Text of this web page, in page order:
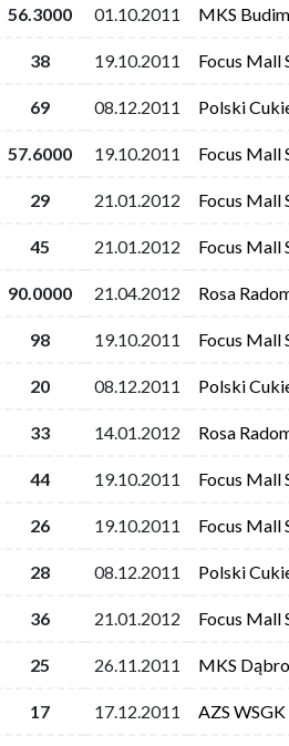
56.3000 01.10.2011 MKS
38 19.10.2011 Focus Mall
69 08.12.2011 Polski
57.6000 19.10.2011 Focus Mall
29 21.01.2012 Focus Mall
45 21.01.2012 Focus Mall
90.0000 21.04.2012 Rosa
98 19.10.2011 Focus Mall
20 08.12.2011 Polski
33 14.01.2012 Rosa
44 19.10.2011 Focus Mall
26 19.10.2011 Focus Mall
28 08.12.2011 Polski
36 21.01.2012 Focus Mall
25 26.11.2011 MKS
17 17.12.2011 AZS
56.3000 01.10.2011 MKS
38 19.10.2011 Focus Mall
69 08.12.2011 Polski
57.6000 19.10.2011 Focus Mall
29 21.01.2012 Focus Mall
45 21.01.2012 Focus Mall
90.0000 21.04.2012 Rosa
98 19.10.2011 Focus Mall
20 08.12.2011 Polski
33 14.01.2012 Rosa
44 19.10.2011 Focus Mall
26 19.10.2011 Focus Mall
28 08.12.2011 Polski
36 21.01.2012 Focus Mall
25 26.11.2011 MKS
17 17.12.2011 AZS